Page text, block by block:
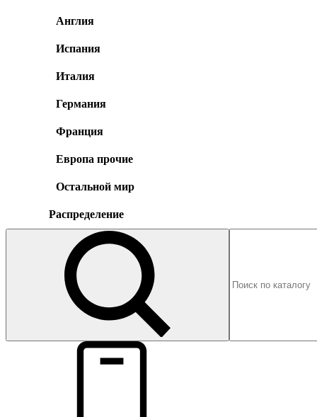
Англия
Испания
Италия
Германия
Франция
Европа прочие
Остальной мир
Распределение